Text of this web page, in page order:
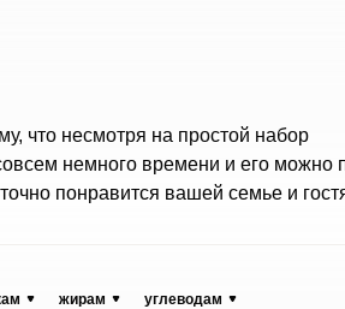
что несмотря на простой набор
немного времени и его можно
понравится вашей семье и
жирам углеводам